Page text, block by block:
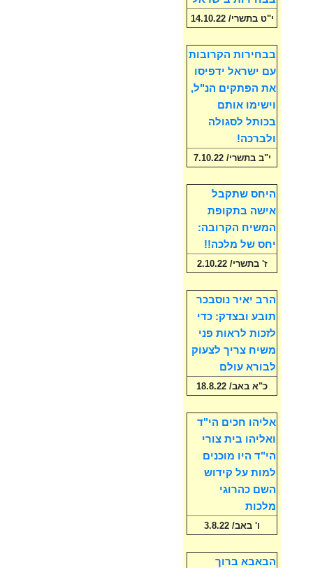
י"ט בתשרי/ 14.10.22
בבחירות הקרובות
עם ישראל ידפיסו
את הפתקים הנ"ל,
וישימו אותם
בכותל לסגולה
ולברכה!
י"ב בתשרי/ 7.10.22
היחס שתקבל
אישה בתקופת
המשיח הקרובה:
יחס של מלכה!!
ז' בתשרי/ 2.10.22
הרב יאיר נוסבכר
תובע ובצדק: כדי
לזכות לראות פני
משיח צריך לצעוק
לבורא עולם
כ"א באב/ 18.8.22
אליהו חכים הי"ד
ואליהו בית צורי
הי"ד היו מוכנים
למות על קידוש
השם כהרוגי
מלכות
ו' באב/ 3.8.22
הבאבא ברוך